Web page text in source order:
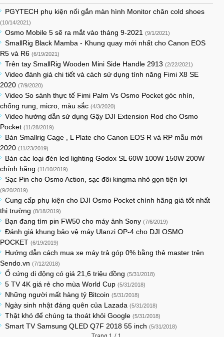
PGYTECH phụ kiện nối gắn màn hình Monitor chân cold shoes
(10/14/2021)
Osmo Mobile 5 sẽ ra mắt vào tháng 9-2021 (9/1/2021)
SmallRig Black Mamba - Khung quay mới nhất cho Canon EOS
R5 và R6 (6/19/2021)
Trên tay SmallRig Wooden Mini Side Handle 2913 (2/22/2021)
Video đánh giá chi tiết và cách sử dụng tính năng Fimi X8 SE
2020 (7/9/2020)
Video So sánh thực tế Fimi Palm Vs Osmo Pocket góc nhín,
chống rung, micro, màu sắc (4/3/2020)
Video hướng dẫn sử dụng Gậy DJI Extension Rod cho Osmo
Pocket (11/28/2019)
Bán Smallrig Cage , L Plate cho Canon EOS R và RP mẫu mới
2020 (11/23/2019)
Bán các loại đèn led lighting Godox SL 60W 100W 150W 200W
chính hãng (11/10/2019)
Sạc Pin cho Osmo Action, sạc đôi kingma nhỏ gọn tiện lợi
(9/20/2019)
Cung cấp phụ kiện cho DJI Osmo Pocket chính hãng giá tốt nhất
thị trường (8/18/2019)
Bạn đang tìm pin FW50 cho máy ảnh Sony (7/6/2019)
Đánh giá khung bảo vệ máy Ulanzi OP-4 cho DJI OSMO
POCKET (6/19/2019)
Hướng dẫn cách mua xe máy trả góp 0% bằng thẻ master trên
Sendo.vn (7/12/2018)
Ổ cứng di động có giá 21,6 triệu đồng (5/31/2018)
5 TV 4K giá rẻ cho mùa World Cup (5/31/2018)
Những người mất hàng tỷ Bitcoin (5/31/2018)
Ngày sinh nhật đáng quên của Lazada (5/31/2018)
Thật khó để chúng ta thoát khỏi Google (5/31/2018)
Smart TV Samsung QLED Q7F 2018 55 inch (5/31/2018)